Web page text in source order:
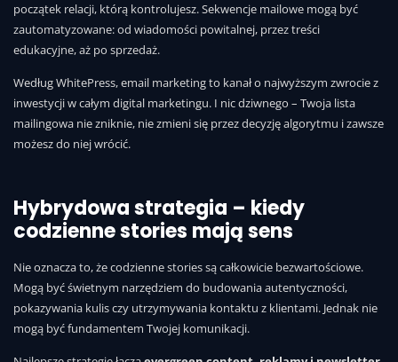
początek relacji, którą kontrolujesz. Sekwencje mailowe mogą być
zautomatyzowane: od wiadomości powitalnej, przez treści
edukacyjne, aż po sprzedaż.
Według WhitePress, email marketing to kanał o najwyższym zwrocie z
inwestycji w całym digital marketingu. I nic dziwnego – Twoja lista
mailingowa nie zniknie, nie zmieni się przez decyzję algorytmu i zawsze
możesz do niej wrócić.
Hybrydowa strategia – kiedy
codzienne stories mają sens
Nie oznacza to, że codzienne stories są całkowicie bezwartościowe.
Mogą być świetnym narzędziem do budowania autentyczności,
pokazywania kulis czy utrzymywania kontaktu z klientami. Jednak nie
mogą być fundamentem Twojej komunikacji.